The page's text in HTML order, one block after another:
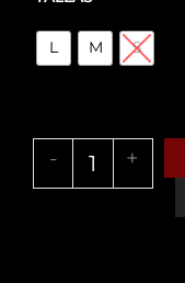
L M S
- +